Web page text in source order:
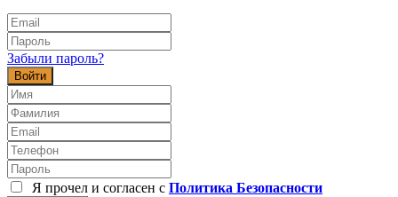
Забыли пароль?
Войти
Я прочел и согласен с Политика Безопасности